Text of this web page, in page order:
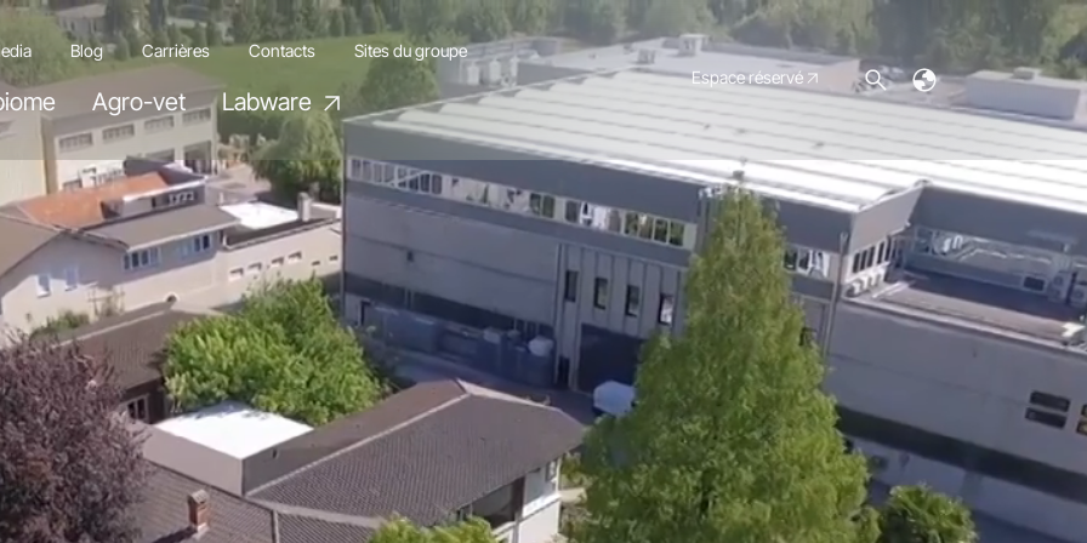
Blog Carrières Contacts Sites du groupe
Agro-vet Labware
Espace réservé